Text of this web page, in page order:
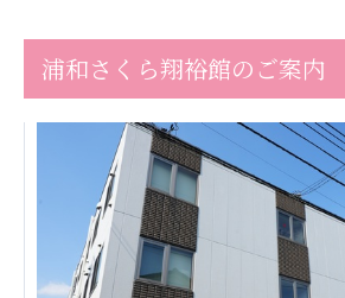
複合ケアセンターまつぞの
こうのす共生病院
OKP with Life クリニック
こうのすナーシングホーム共生園
あげお共生の家
医療法人 京都翔医会
浦和さくら翔裕館のご案内